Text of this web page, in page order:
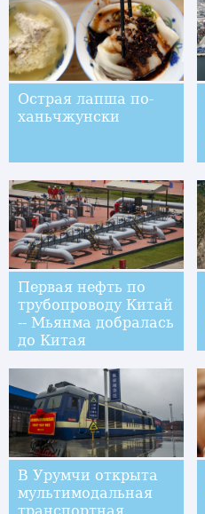
Острая лапша по-
ханьчжунски
Первая нефть по
трубопроводу Китай
-- Мьянма добралась
до Китая
В Урумчи открыта
мультимодальная